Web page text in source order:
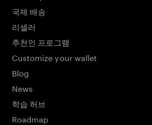
국제 배송
리셀러
추천인 프로그램
Customize your wallet
Blog
News
학습 허브
Roadmap